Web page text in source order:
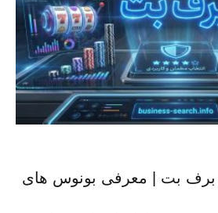
بت | معرفی بونوس‌ های